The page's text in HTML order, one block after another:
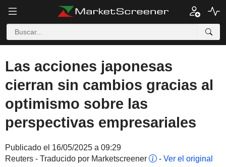
Las acciones japonesas
cierran sin cambios gracias al
optimismo sobre las
perspectivas empresariales
Publicado el 16/05/2025 a 09:29
Reuters - Traducido por Marketscreener
- Ver el original